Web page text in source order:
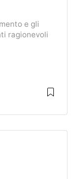
e gli
ragionevoli